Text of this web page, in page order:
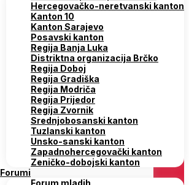
Hercegovačko-neretvanski kanton
Kanton 10
Kanton Sarajevo
Posavski kanton
Regija Banja Luka
Distriktna organizacija Brčko
Regija Doboj
Regija Gradiška
Regija Modriča
Regija Prijedor
Regija Zvornik
Srednjobosanski kanton
Tuzlanski kanton
Unsko-sanski kanton
Zapadnohercegovački kanton
Zeničko-dobojski kanton
Forumi
Forum mladih